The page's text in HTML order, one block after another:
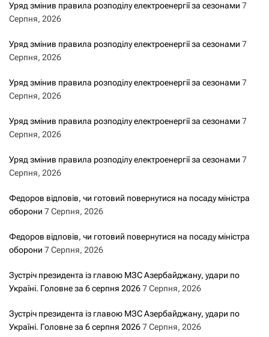
Уряд змінив правила розподілу електроенергії за сезонами 7
Серпня, 2026
Уряд змінив правила розподілу електроенергії за сезонами 7
Серпня, 2026
Уряд змінив правила розподілу електроенергії за сезонами 7
Серпня, 2026
Уряд змінив правила розподілу електроенергії за сезонами 7
Серпня, 2026
Уряд змінив правила розподілу електроенергії за сезонами 7
Серпня, 2026
Федоров відповів, чи готовий повернутися на посаду міністра
оборони 7 Серпня, 2026
Федоров відповів, чи готовий повернутися на посаду міністра
оборони 7 Серпня, 2026
Зустріч президента із главою МЗС Азербайджану, удари по
Україні. Головне за 6 серпня 20267 Серпня, 2026
Зустріч президента із главою МЗС Азербайджану, удари по
Україні. Головне за 6 серпня 20267 Серпня, 2026